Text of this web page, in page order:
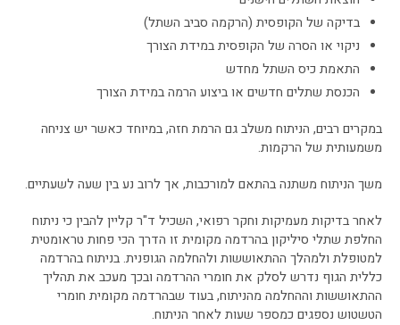
בדיקה של הקופסית (הרקמה סביב השתל)
ניקוי או הסרה של הקופסית במידת הצורך
התאמת כיס השתל מחדש
הכנסת שתלים חדשים או ביצוע הרמה במידת הצורך
במקרים רבים, הניתוח משלב גם הרמת חזה, במיוחד כאשר יש צניחה
משמעותית של הרקמות.
משך הניתוח משתנה בהתאם למורכבות, אך לרוב נע בין שעה לשעתיים.
לאחר בדיקות מעמיקות וחקר רפואי, השכיל ד"ר קליין להבין כי ניתוח
החלפת שתלי סיליקון בהרדמה מקומית זו הדרך הכי פחות טראומטית
למטופלת ולמהלך ההתאוששות ולהחלמה הגופנית. בניתוח בהרדמה
כללית הגוף נדרש לסלק את חומרי ההרדמה ובכך מעכב את תהליך
ההתאוששות וההחלמה מהניתוח, בעוד שבהרדמה מקומית חומרי
הטשטוש נספגים כמספר שעות לאחר הניתוח.